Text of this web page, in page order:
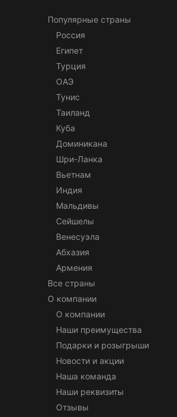
Популярные страны
Россия
Египет
Турция
ОАЭ
Тунис
Таиланд
Куба
Доминикана
Шри-Ланка
Вьетнам
Индия
Мальдивы
Сейшелы
Венесуэла
Абхазия
Армения
Все страны
О компании
О компании
Наши преимущества
Подарки и розыгрыши
Новости и акции
Наша команда
Наши реквизиты
Отзывы